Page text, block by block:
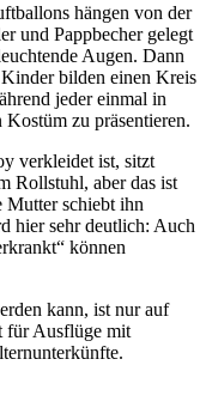
hängen von der
und Pappbecher gelegt
Augen. Dann
bilden einen Kreis
jeder einmal in
zu präsentieren.
verkleidet ist, sitzt
Rollstuhl, aber das ist
Mutter schiebt ihn
hier sehr deutlich: Auch
können
kann, ist nur auf
für Ausflüge mit